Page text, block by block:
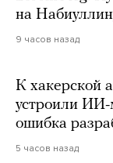
на
9 часов назад
К хакерской
устроили
ошибка
5 часов назад